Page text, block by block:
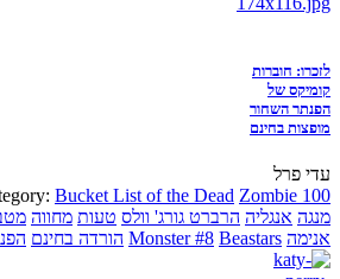
לזכרו: חוברות
קומיקס של
הפנתר השחור
מופצות בחינם
עדי פרל
Bucket List of the Dead Zombie 100
מנגה אנגליה הרברט גורג' וולס טעות מחווה
אנימה
Monster #8 Beastars הורדה בחינם